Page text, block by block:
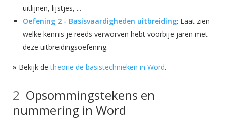
uitlijnen, lijstjes, ...
Oefening 2 - Basisvaardigheden uitbreiding: Laat zien
welke kennis je reeds verworven hebt voorbije jaren met
deze uitbreidingsoefening.
» Bekijk detheorie de basistechnieken in Word.
Opsommingstekens en
nummering in Word